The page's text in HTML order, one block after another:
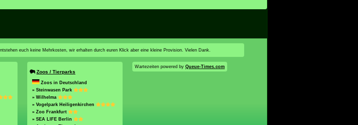
euch keine Mehrkosten, wir erhalten durch euren Klick aber eine kleine Provision. Vielen Dank.
Zoos / Tierparks
Zoos in Deutschland
» Steinwasen Park
» Wilhelma
» Vogelpark Heiligenkirchen
» Zoo Frankfurt
» SEA LIFE Berlin
Wartezeiten powered by Queue-Times.com